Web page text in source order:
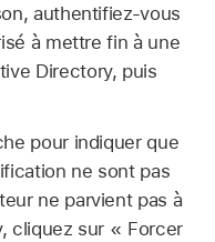
authentifiez-vous
à mettre fin à une
Directory, puis
pour indiquer que
ne sont pas
ne parvient pas à
cliquez sur « Forcer